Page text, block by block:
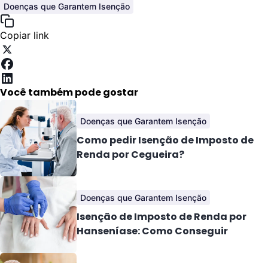
Doenças que Garantem Isenção
Copiar link
Você também pode gostar
Doenças que Garantem Isenção
Como pedir Isenção de Imposto de
Renda por Cegueira?
Doenças que Garantem Isenção
Isenção de Imposto de Renda por
Hanseníase: Como Conseguir